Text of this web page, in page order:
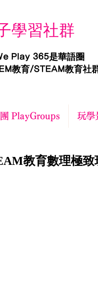
學習社群
Play 365是華語圈
教育/STEAM教育社
PlayGroups 玩
教育數理極致